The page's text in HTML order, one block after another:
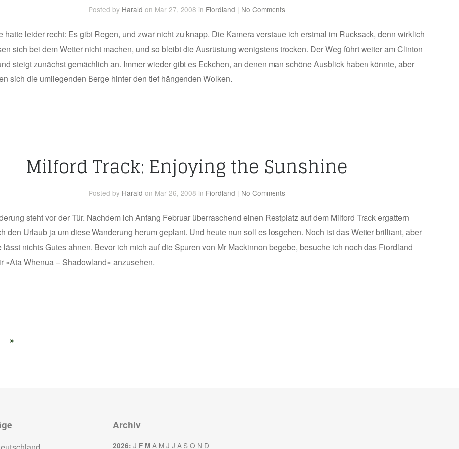
Posted by Harald on Mar 27, 2008 in Fiordland | No Comments
hatte leider recht: Es gibt Regen, und zwar nicht zu knapp. Die Kamera verstaue ich erstmal im Rucksack, denn wirklich
sich bei dem Wetter nicht machen, und so bleibt die Ausrüstung wenigstens trocken. Der Weg führt weiter am Clinton
steigt zunächst gemächlich an. Immer wieder gibt es Eckchen, an denen man schöne Ausblick haben könnte, aber
sich die umliegenden Berge hinter den tief hängenden Wolken.
Milford Track: Enjoying the Sunshine
Posted by Harald on Mar 26, 2008 in Fiordland | No Comments
steht vor der Tür. Nachdem ich Anfang Februar überraschend einen Restplatz auf dem Milford Track ergattern
den Urlaub ja um diese Wanderung herum geplant. Und heute nun soll es losgehen. Noch ist das Wetter brilliant, aber
lässt nichts Gutes ahnen. Bevor ich mich auf die Spuren von Mr Mackinnon begebe, besuche ich noch das Fiordland
»Ata Whenua – Shadowland« anzusehen.
»
Archiv
2026:J F M A M J J A S O N D